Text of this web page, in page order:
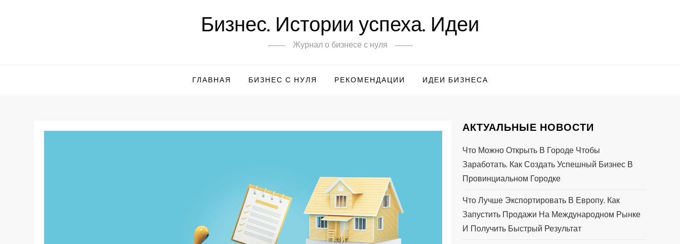
Бизнес. Истории успеха. Идеи
Журнал о бизнесе с нуля
ГЛАВНАЯ БИЗНЕС С НУЛЯ РЕКОМЕНДАЦИИ ИДЕИ БИЗНЕСА
АКТУАЛЬНЫЕ НОВОСТИ
Что Можно Открыть В Городе Чтобы
Заработать. Как Создать Успешный Бизнес В
Провинциальном Городке
Что Лучше Экспортировать В Европу. Как
Запустить Продажи На Международном Рынке
И Получить Быстрый Результат